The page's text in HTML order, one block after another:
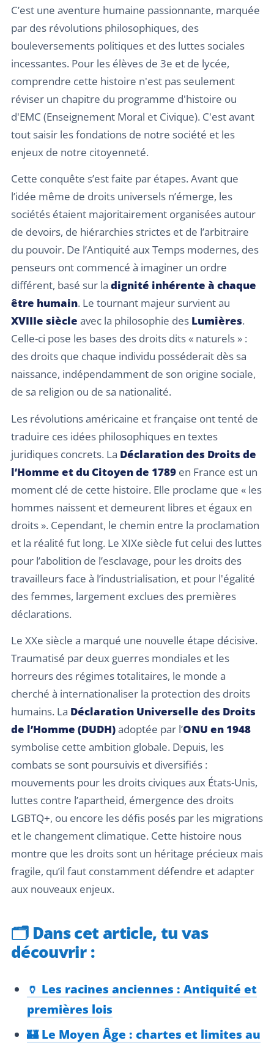
C’est une aventure humaine passionnante, marquée
par des révolutions philosophiques, des
bouleversements politiques et des luttes sociales
incessantes. Pour les élèves de 3e et de lycée,
comprendre cette histoire n'est pas seulement
réviser un chapitre du programme d'histoire ou
d'EMC (Enseignement Moral et Civique). C'est avant
tout saisir les fondations de notre société et les
enjeux de notre citoyenneté.
Cette conquête s’est faite par étapes. Avant que
l’idée même de droits universels n’émerge, les
sociétés étaient majoritairement organisées autour
de devoirs, de hiérarchies strictes et de l’arbitraire
du pouvoir. De l’Antiquité aux Temps modernes, des
penseurs ont commencé à imaginer un ordre
différent, basé sur la dignité inhérente à chaque
être humain. Le tournant majeur survient au
XVIIIe siècle avec la philosophie des Lumières.
Celle-ci pose les bases des droits dits « naturels » :
des droits que chaque individu posséderait dès sa
naissance, indépendamment de son origine sociale,
de sa religion ou de sa nationalité.
Les révolutions américaine et française ont tenté de
traduire ces idées philosophiques en textes
juridiques concrets. La Déclaration des Droits de
l’Homme et du Citoyen de 1789 en France est un
moment clé de cette histoire. Elle proclame que « les
hommes naissent et demeurent libres et égaux en
droits ». Cependant, le chemin entre la proclamation
et la réalité fut long. Le XIXe siècle fut celui des luttes
pour l’abolition de l’esclavage, pour les droits des
travailleurs face à l’industrialisation, et pour l'égalité
des femmes, largement exclues des premières
déclarations.
Le XXe siècle a marqué une nouvelle étape décisive.
Traumatisé par deux guerres mondiales et les
horreurs des régimes totalitaires, le monde a
cherché à internationaliser la protection des droits
humains. La Déclaration Universelle des Droits
de l’Homme (DUDH)adoptée par l’ONU en 1948
symbolise cette ambition globale. Depuis, les
combats se sont poursuivis et diversifiés :
mouvements pour les droits civiques aux États-Unis,
luttes contre l’apartheid, émergence des droits
LGBTQ+, ou encore les défis posés par les migrations
et le changement climatique. Cette histoire nous
montre que les droits sont un héritage précieux mais
fragile, qu’il faut constamment défendre et adapter
aux nouveaux enjeux.
🗂️ Dans cet article, tu vas
découvrir :
🏺 Les racines anciennes : Antiquité et
premières lois
🏰 Le Moyen Âge : chartes et limites au